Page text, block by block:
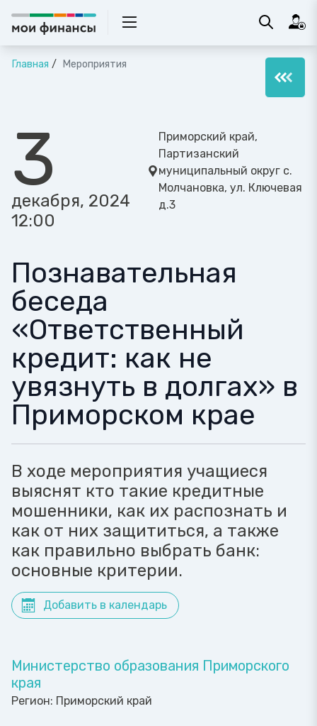
Главная Мероприятия
3
декабря, 2024
12:00
Приморский край,
Партизанский
муниципальный округ с.
Молчановка, ул. Ключевая
д.3
Познавательная
беседа
«Ответственный
кредит: как не
увязнуть в долгах» в
Приморском крае
В ходе мероприятия учащиеся
выяснят кто такие кредитные
мошенники, как их распознать и
как от них защититься, а также
как правильно выбрать банк:
основные критерии.
Добавить в календарь
Министерство образования Приморского
края
Регион: Приморский край